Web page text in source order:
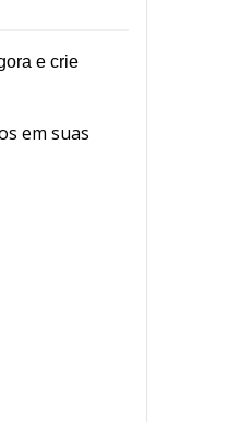
e crie
em suas